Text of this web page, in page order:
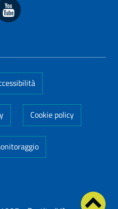
Cookie policy